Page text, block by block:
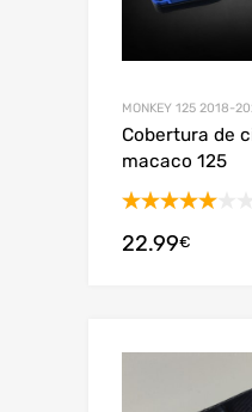
MONKEY 125 2018-
Cobertura de
macaco 125
5.00de 5
22.99€